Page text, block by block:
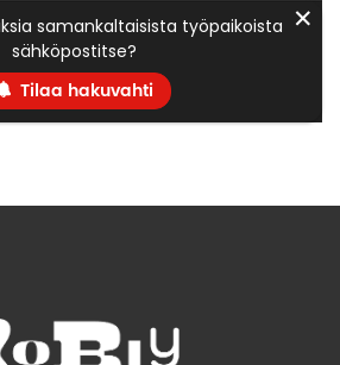
samankaltaisista työpaikoista
sähköpostitse?
Tilaa hakuvahti
✕